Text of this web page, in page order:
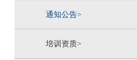
通知公告>
培训资质>